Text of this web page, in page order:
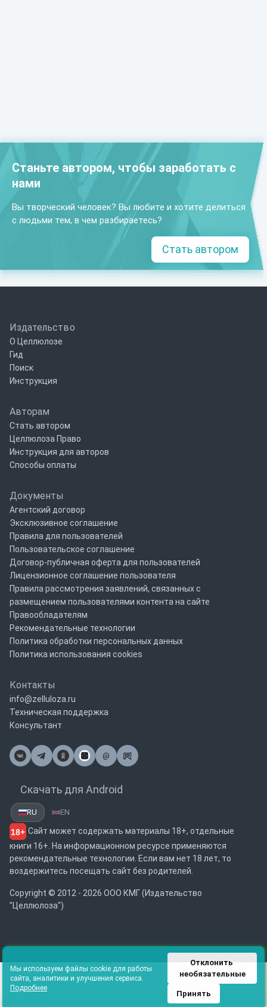
Станьте автором, чтобы заработать с
нами
Вы творческий человек? Вы любите и хотите делиться
с людьми тем, в чем разбираетесь?
Стать автором
Издательство
О Целлюлозе
Гид
Поиск
Инструкция
Авторам
Стать автором
Целлюлоза Право
Инструкция для авторов
Способы оплаты
Документы
Агентский договор
Эксклюзивное соглашение
Правила для пользователей
Пользовательское соглашение
Договор-публичная оферта для пользователей
Лицензионное соглашение пользователя
Правила рассмотрения заявлений, связанных с
размещением пользователями контента на сайте
Правообладателям
Рекомендательные технологии
Политика обработки персональных данных
Политика использования cookies
Контакты
info@zelluloza.ru
Техническая поддержка
Консультант
@
Почта
Скачать для Android
RU EN
18+ Сайт может содержать материалы 18+, отдельные
книги 16+. На информационном ресурсе применяются
рекомендательные технологии. Если вам нет 18 лет, то
воздержитесь посещать сайт без родителей.
Copyright © 2012 - 2026 ООО КМГ (Издательство
"Целлюлоза")
Мы используем файлы cookie для работы
сайта, аналитики и улучшения сервиса.
Подробнее
Отклонить
необязательные
Принять